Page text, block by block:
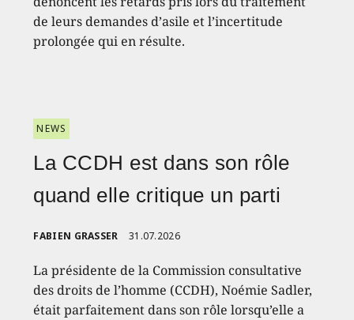
de leurs demandes d’asile et l’incertitude
prolongée qui en résulte.
NEWS
La CCDH est dans son rôle
quand elle critique un parti
FABIEN GRASSER 31.07.2026
La présidente de la Commission consultative
des droits de l’homme (CCDH), Noémie Sadler,
était parfaitement dans son rôle lorsqu’elle a